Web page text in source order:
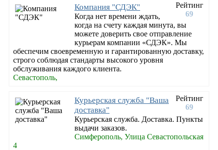
Рейтинг
69
Компания "СДЭК"
Когда нет времени ждать,
когда на счету каждая минута, вы
можете доверить свое отправление
курьерам компании «СДЭК». Мы
обеспечим своевременную и гарантированную доставку,
строго соблюдая стандарты высокого уровня
обслуживания каждого клиента.
Севастополь,
Рейтинг
69
Курьерская служба "Ваша
доставка"
Курьерская служба. Доставка. Пункты
выдачи заказов.
Симферополь, Улица Севастопольская
4